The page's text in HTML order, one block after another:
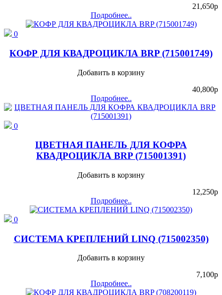
21,650p
Подробнее..
0
КОФР ДЛЯ КВАДРОЦИКЛА BRP (715001749)
Добавить в корзину
40,800p
Подробнее..
0
ЦВЕТНАЯ ПАНЕЛЬ ДЛЯ КОФРА
КВАДРОЦИКЛА BRP (715001391)
Добавить в корзину
12,250p
Подробнее..
0
СИСТЕМА КРЕПЛЕНИЙ LINQ (715002350)
Добавить в корзину
7,100p
Подробнее..